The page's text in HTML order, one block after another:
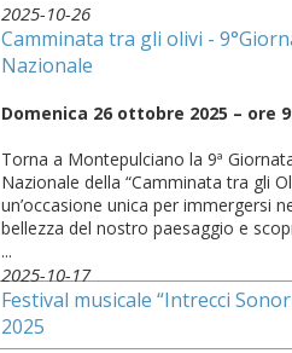
2025-10-26
Camminata tra gli olivi -
Nazionale
Domenica 26 ottobre 2025 – ore
Torna a Montepulciano la 9ª
Nazionale della “Camminata tra gli
un’occasione unica per immergersi
bellezza del nostro paesaggio e
...
2025-10-17
Festival musicale “Intrecci
2025